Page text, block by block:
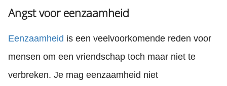
Angst voor eenzaamheid
Eenzaamheid is een veelvoorkomende reden voor
mensen om een vriendschap toch maar niet te
verbreken. Je mag eenzaamheid niet